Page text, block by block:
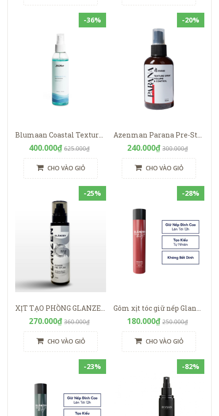
-36%
Blumaan Coastal Texture Salt Spray
400.000₫ 625.000₫
CHO VÀO GIỎ
-20%
Azenman Parana Pre-Styling Spray
240.000₫ 300.000₫
CHO VÀO GIỎ
-25%
XỊT TẠO PHỒNG GLANZEN BOOSTER PREMIUM
270.000₫ 360.000₫
CHO VÀO GIỎ
-28%
Gôm xịt tóc giữ nếp Glanzen Original 380ml
180.000₫ 250.000₫
CHO VÀO GIỎ
-23% -82%